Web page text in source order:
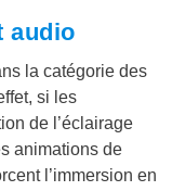
audio
la catégorie des
si les
de l’éclairage
animations de
l’immersion en